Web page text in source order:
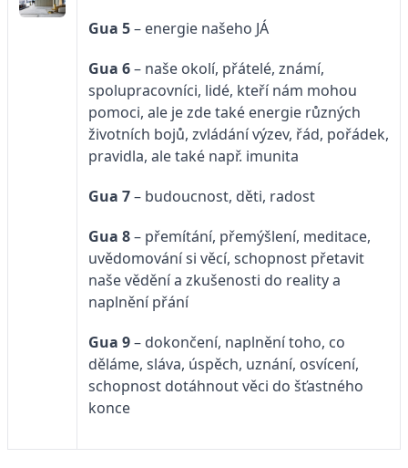
Gua 5– energie našeho JÁ
Gua 6– naše okolí, přátelé, známí,
spolupracovníci, lidé, kteří nám mohou
pomoci, ale je zde také energie různých
životních bojů, zvládání výzev, řád, pořádek,
pravidla, ale také např. imunita
Gua 7– budoucnost, děti, radost
Gua 8– přemítání, přemýšlení, meditace,
uvědomování si věcí, schopnost přetavit
naše vědění a zkušenosti do reality a
naplnění přání
Gua 9– dokončení, naplnění toho, co
děláme, sláva, úspěch, uznání, osvícení,
schopnost dotáhnout věci do šťastného
konce